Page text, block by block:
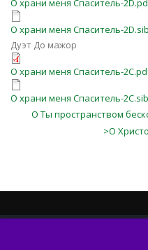
О храни меня Спаситель-
О храни меня Спаситель-2D.sib
Дуэт До мажор
О храни меня Спаситель-
О храни меня Спаситель-2C.sib
О Ты пространством
>О